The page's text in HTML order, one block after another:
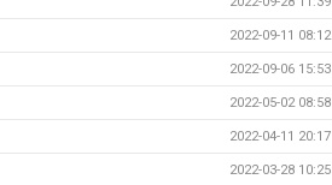
2022-09-11 08:12
2022-09-06 15:53
2022-05-02 08:58
2022-04-11 20:17
2022-03-28 10:25